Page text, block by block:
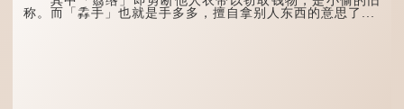
中下游地区，“...
称。而「掱手」也就是手多多，擅自拿别人东西的意思了...